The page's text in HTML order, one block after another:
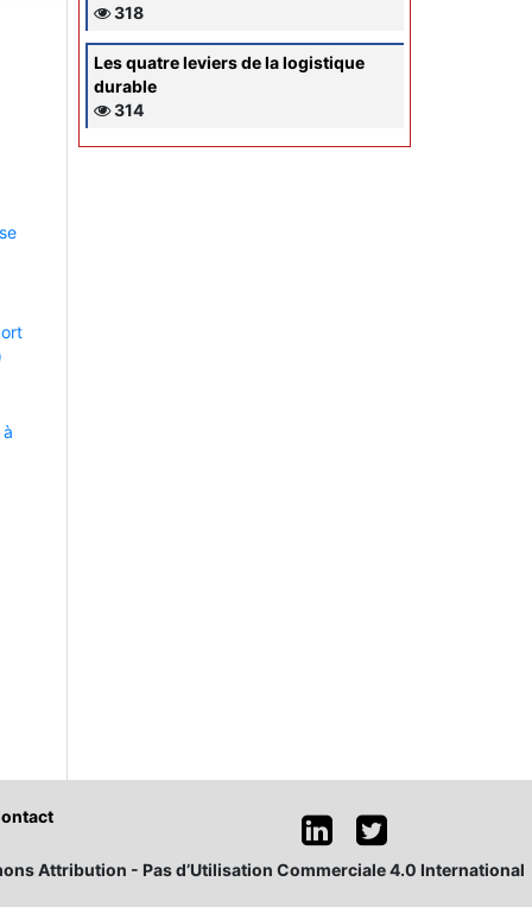
318
Les quatre leviers de la logistique
durable
314
Attribution - Pas d’Utilisation Commerciale 4.0 International